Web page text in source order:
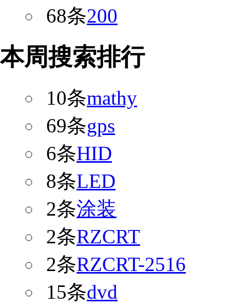
68条200
本周搜索排行
10条mathy
69条gps
6条HID
8条LED
2条涂装
2条RZCRT
2条RZCRT-2516
15条dvd